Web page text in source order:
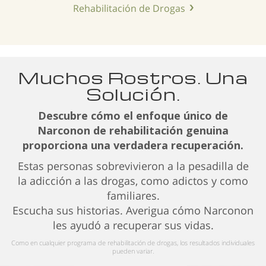
Rehabilitación de Drogas
Muchos Rostros. Una
Solución.
Descubre cómo el enfoque único de
Narconon de rehabilitación genuina
proporciona una verdadera recuperación.
Estas personas sobrevivieron a la pesadilla de
la adicción a las drogas, como adictos y como
familiares.
Escucha sus historias. Averigua cómo Narconon
les ayudó a recuperar sus vidas.
Como en cualquier programa de rehabilitación de drogas, los resultados individuales
pueden variar.